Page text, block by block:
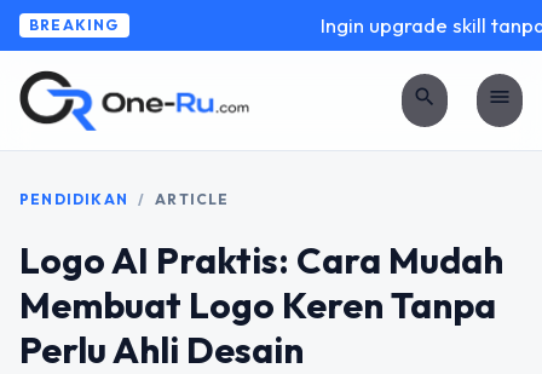
BREAKING Ingin upgrade skill tanpa
search menu
PENDIDIKAN / ARTICLE
Logo AI Praktis: Cara Mudah
Membuat Logo Keren Tanpa
Perlu Ahli Desain